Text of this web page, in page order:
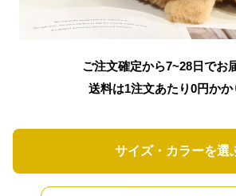
ご注文確定から7~28日でお
送料は1注文あたり0円か
サイズ・カラーを選